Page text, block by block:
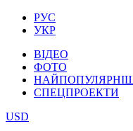
РУС
УКР
ВІДЕО
ФОТО
СПЕЦПРОЕКТИ
USD